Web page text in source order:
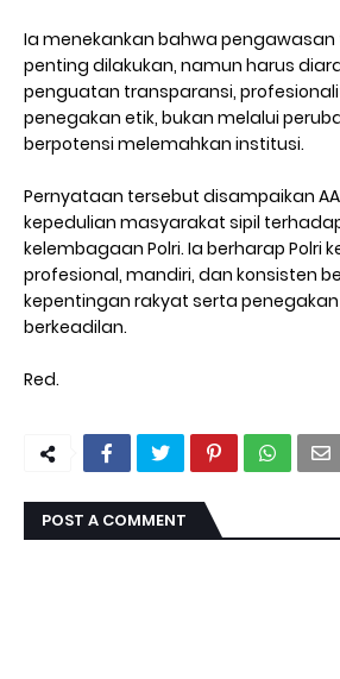
Ia menekankan bahwa
penting dilakukan, namun harus
penguatan transparansi,
penegakan etik, bukan melalui
berpotensi melemahkan institusi.
Pernyataan tersebut disampaikan
kepedulian masyarakat sipil
kelembagaan Polri. Ia berharap Polri
profesional, mandiri, dan konsisten
kepentingan rakyat serta
berkeadilan.
Red.
POST A COMMENT